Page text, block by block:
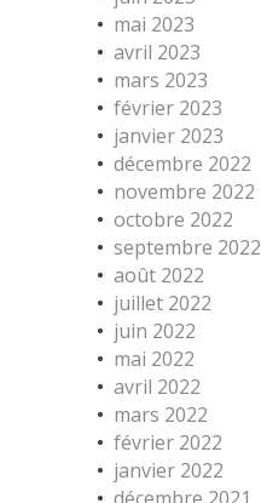
mai 2023
avril 2023
mars 2023
février 2023
janvier 2023
décembre 2022
novembre 2022
octobre 2022
septembre 2022
août 2022
juillet 2022
juin 2022
mai 2022
avril 2022
mars 2022
février 2022
janvier 2022